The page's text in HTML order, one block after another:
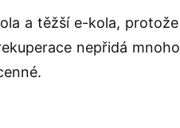
a těžší e-kola, protože
nepřidá mnoho